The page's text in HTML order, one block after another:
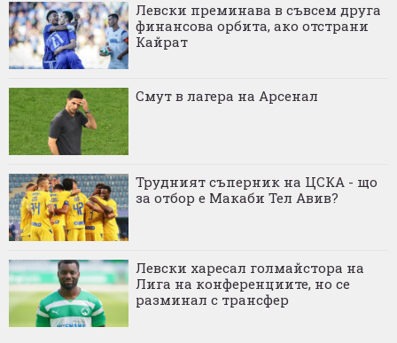
Левски преминава в съвсем друга
финансова орбита, ако отстрани
Кайрат
Смут в лагера на Арсенал
Трудният съперник на ЦСКА - що
за отбор е Макаби Тел Авив?
Левски харесал голмайстора на
Лига на конференциите, но се
разминал с трансфер